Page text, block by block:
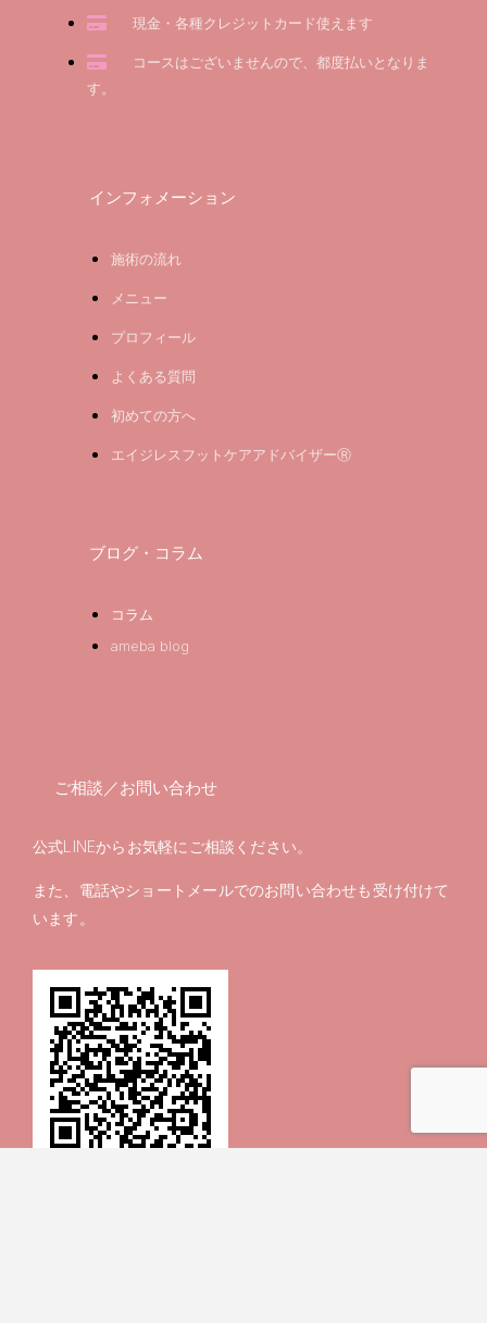
現金・各種クレジットカード使えます
コースはございませんので、都度払いとなりま
す。
インフォメーション
施術の流れ
メニュー
プロフィール
よくある質問
初めての方へ
エイジレスフットケアアドバイザーⓇ
ブログ・コラム
コラム
ameba blog
ご相談／お問い合わせ
公式LINEからお気軽にご相談ください。
また、電話やショートメールでのお問い合わせも受け付けて
います。